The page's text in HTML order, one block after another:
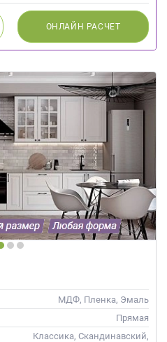
ОНЛАЙН РАСЧЕТ
МДФ, Пленка, Эмаль
Прямая
Классика, Скандинавский,